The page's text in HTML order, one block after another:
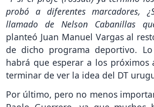
probó a diferentes marcadores,
llamado de Nelson Cabanillas
planteó Juan Manuel Vargas al
de dicho programa deportivo.
habrá que esperar a los próximos
terminar de ver la idea del DT
Por último, pero no menos